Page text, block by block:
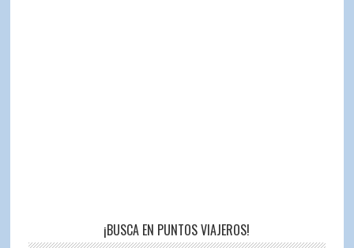
¡BUSCA EN PUNTOS VIAJEROS!